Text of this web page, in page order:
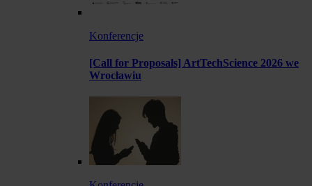
Konferencje
[Call for Proposals] ArtTechScience 2026 we
Wrocławiu